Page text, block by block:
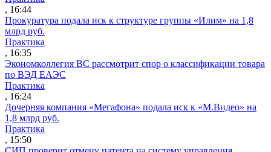
, 16:44
Прокуратура подала иск к структуре группы «Илим» на 1,8
млрд руб.
Практика
, 16:35
Экономколлегия ВС рассмотрит спор о классификации товара
по ВЭД ЕАЭС
Практика
, 16:24
Дочерняя компания «Мегафона» подала иск к «М.Видео» на
1,8 млрд руб.
Практика
, 15:50